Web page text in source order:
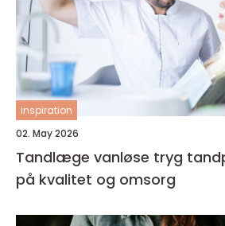
inspiration
02. May 2026
Tandlæge vanløse tryg tandpleje med fokus
på kvalitet og omsorg